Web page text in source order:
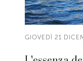
GIOVEDÌ 21